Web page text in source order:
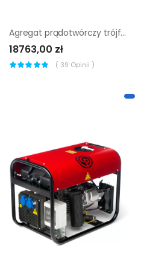
Agregat prądotwórczy trójfazowy Endress ESE 1306 DHS-GT ES
18763,00 zł
( 39 Opinii )